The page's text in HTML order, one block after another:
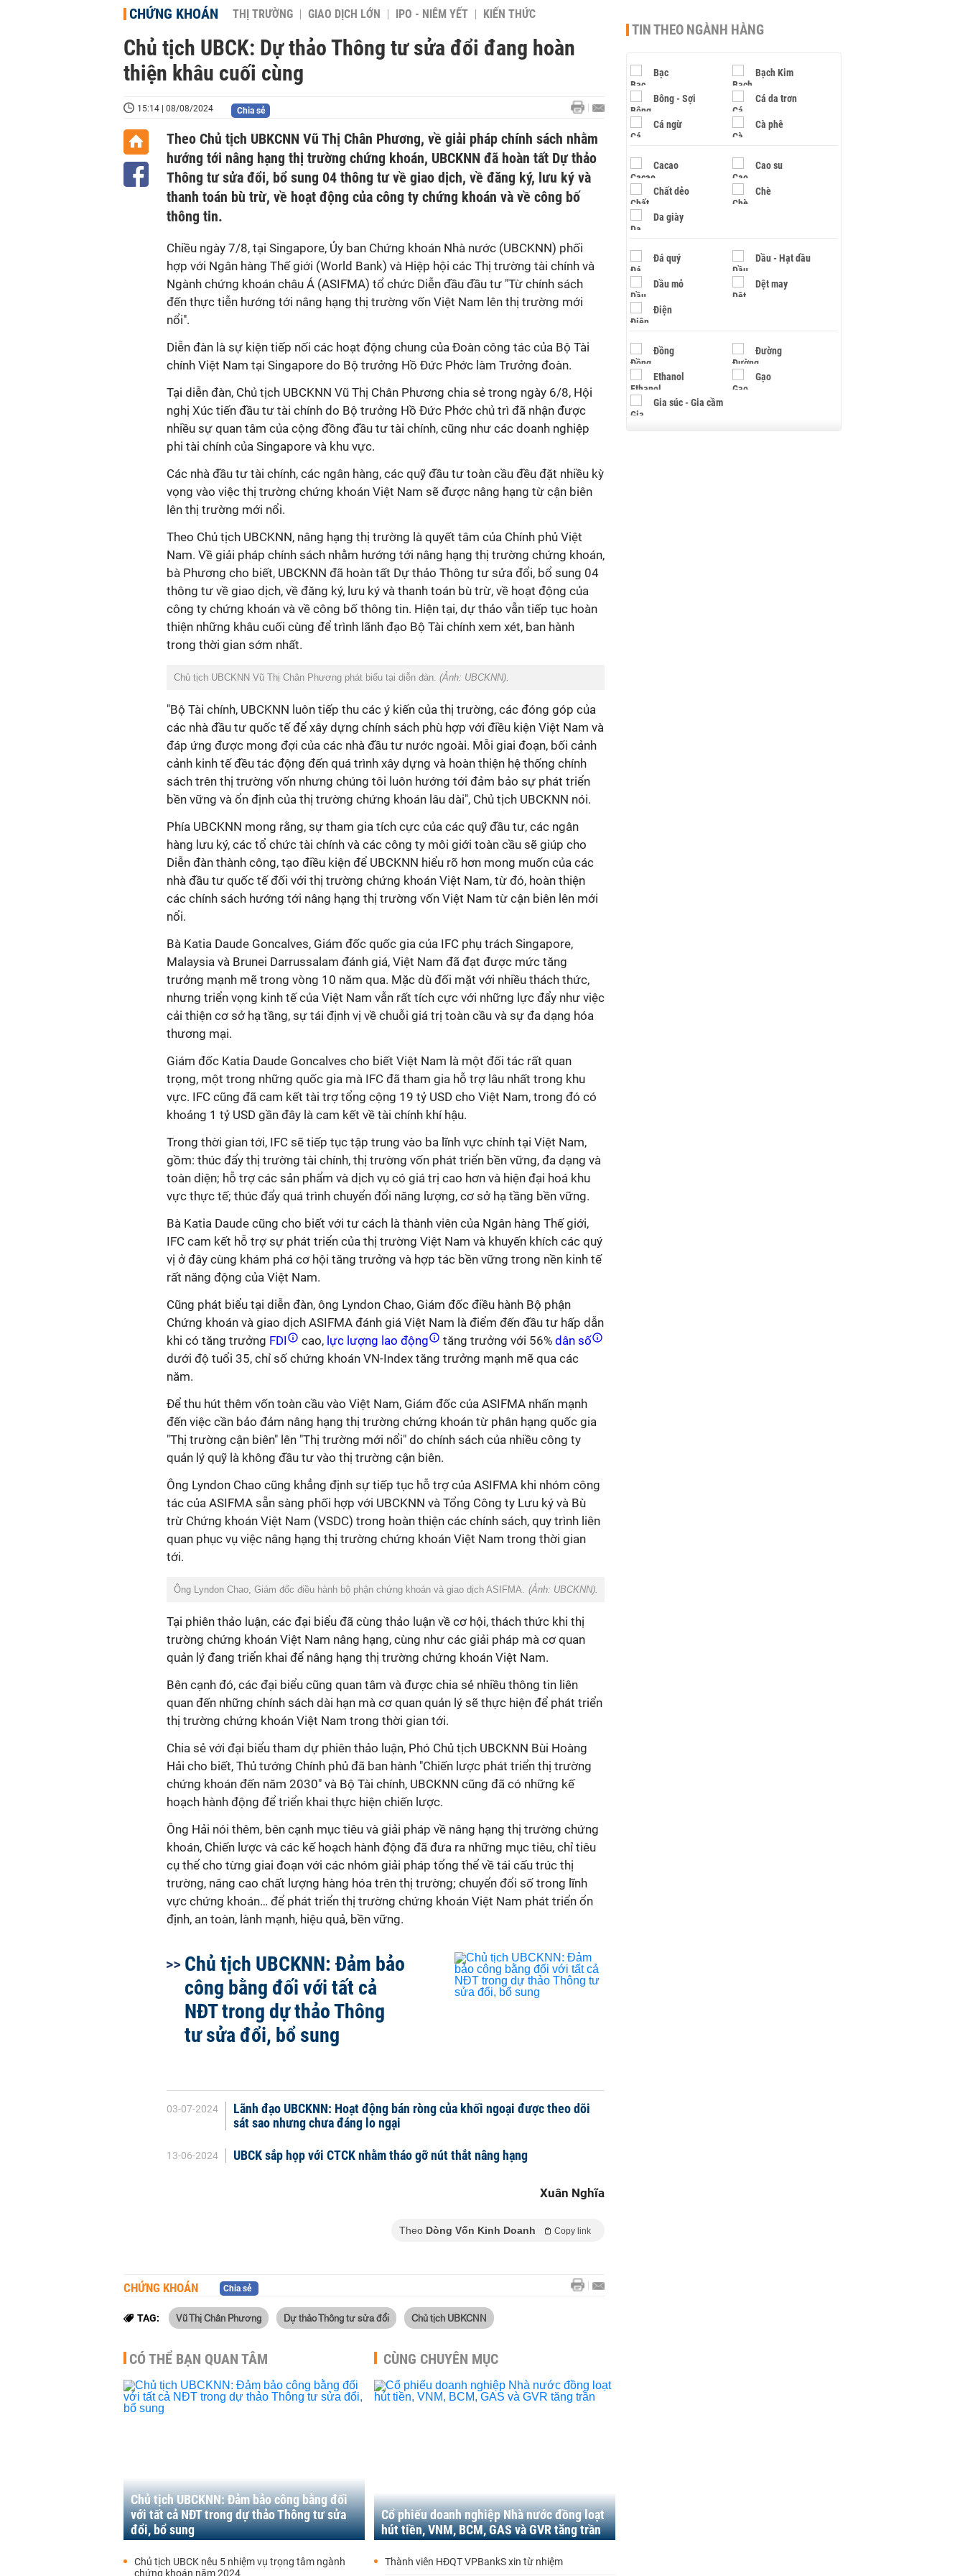
CHỨNG KHOÁN THỊ TRƯỜNG GIAO DỊCH LỚN IPO - NIÊM YẾT KIẾN THỨC
Chủ tịch UBCK: Dự thảo Thông tư sửa đổi đang hoàn
thiện khâu cuối cùng
15:14 | 08/08/2024 Chia sẻ
Theo Chủ tịch UBKCNN Vũ Thị Chân Phương, về giải pháp chính sách nhằm
hướng tới nâng hạng thị trường chứng khoán, UBCKNN đã hoàn tất Dự thảo
Thông tư sửa đổi, bổ sung 04 thông tư về giao dịch, về đăng ký, lưu ký và
thanh toán bù trừ, về hoạt động của công ty chứng khoán và về công bố
thông tin.
Chiều ngày 7/8, tại Singapore, Ủy ban Chứng khoán Nhà nước (UBCKNN) phối
hợp với Ngân hàng Thế giới (World Bank) và Hiệp hội các Thị trường tài chính và
Ngành chứng khoán châu Á (ASIFMA) tổ chức Diễn đầu đầu tư "Từ chính sách
đến thực tiễn hướng tới nâng hạng thị trường vốn Việt Nam lên thị trường mới
nổi".
Diễn đàn là sự kiện tiếp nối các hoạt động chung của Đoàn công tác của Bộ Tài
chính Việt Nam tại Singapore do Bộ trưởng Hồ Đức Phớc làm Trưởng đoàn.
Tại diễn đàn, Chủ tịch UBCKNN Vũ Thị Chân Phương chia sẻ trong ngày 6/8, Hội
nghị Xúc tiến đầu tư tài chính do Bộ trưởng Hồ Đức Phớc chủ trì đã nhận được
nhiều sự quan tâm của cộng đồng đầu tư tài chính, cũng như các doanh nghiệp
phi tài chính của Singapore và khu vực.
Các nhà đầu tư tài chính, các ngân hàng, các quỹ đầu tư toàn cầu đều đặt nhiều kỳ
vọng vào việc thị trường chứng khoán Việt Nam sẽ được nâng hạng từ cận biên
lên thị trường mới nổi.
Theo Chủ tịch UBCKNN, nâng hạng thị trường là quyết tâm của Chính phủ Việt
Nam. Về giải pháp chính sách nhằm hướng tới nâng hạng thị trường chứng khoán,
bà Phương cho biết, UBCKNN đã hoàn tất Dự thảo Thông tư sửa đổi, bổ sung 04
thông tư về giao dịch, về đăng ký, lưu ký và thanh toán bù trừ, về hoạt động của
công ty chứng khoán và về công bố thông tin. Hiện tại, dự thảo vẫn tiếp tục hoàn
thiện những khâu cuối cùng để trình lãnh đạo Bộ Tài chính xem xét, ban hành
trong thời gian sớm nhất.
Chủ tịch UBCKNN Vũ Thị Chân Phương phát biểu tại diễn đàn. (Ảnh: UBCKNN).
"Bộ Tài chính, UBCKNN luôn tiếp thu các ý kiến của thị trường, các đóng góp của
các nhà đầu tư quốc tế để xây dựng chính sách phù hợp với điều kiện Việt Nam và
đáp ứng được mong đợi của các nhà đầu tư nước ngoài. Mỗi giai đoạn, bối cảnh
cảnh kinh tế đều tác động đến quá trình xây dựng và hoàn thiện hệ thống chính
sách trên thị trường vốn nhưng chúng tôi luôn hướng tới đảm bảo sự phát triển
bền vững và ổn định của thị trường chứng khoán lâu dài", Chủ tịch UBCKNN nói.
Phía UBCKNN mong rằng, sự tham gia tích cực của các quỹ đầu tư, các ngân
hàng lưu ký, các tổ chức tài chính và các công ty môi giới toàn cầu sẽ giúp cho
Diễn đàn thành công, tạo điều kiện để UBCKNN hiểu rõ hơn mong muốn của các
nhà đầu tư quốc tế đối với thị trường chứng khoán Việt Nam, từ đó, hoàn thiện
các chính sách hướng tới nâng hạng thị trường vốn Việt Nam từ cận biên lên mới
nổi.
Bà Katia Daude Goncalves, Giám đốc quốc gia của IFC phụ trách Singapore,
Malaysia và Brunei Darrussalam đánh giá, Việt Nam đã đạt được mức tăng
trưởng mạnh mẽ trong vòng 10 năm qua. Mặc dù đối mặt với nhiều thách thức,
nhưng triển vọng kinh tế của Việt Nam vẫn rất tích cực với những lực đẩy như việc
cải thiện cơ sở hạ tầng, sự tái định vị về chuỗi giá trị toàn cầu và sự đa dạng hóa
thương mại.
Giám đốc Katia Daude Goncalves cho biết Việt Nam là một đối tác rất quan
trọng, một trong những quốc gia mà IFC đã tham gia hỗ trợ lâu nhất trong khu
vực. IFC cũng đã cam kết tài trợ tổng cộng 19 tỷ USD cho Việt Nam, trong đó có
khoảng 1 tỷ USD gần đây là cam kết về tài chính khí hậu.
Trong thời gian tới, IFC sẽ tiếp tục tập trung vào ba lĩnh vực chính tại Việt Nam,
gồm: thúc đẩy thị trường tài chính, thị trường vốn phát triển bền vững, đa dạng và
toàn diện; hỗ trợ các sản phẩm và dịch vụ có giá trị cao hơn và hiện đại hoá khu
vực thực tế; thúc đẩy quá trình chuyển đổi năng lượng, cơ sở hạ tầng bền vững.
Bà Katia Daude cũng cho biết với tư cách là thành viên của Ngân hàng Thế giới,
IFC cam kết hỗ trợ sự phát triển của thị trường Việt Nam và khuyến khích các quý
vị ở đây cùng khám phá cơ hội tăng trưởng và hợp tác bền vững trong nền kinh tế
rất năng động của Việt Nam.
Cũng phát biểu tại diễn đàn, ông Lyndon Chao, Giám đốc điều hành Bộ phận
Chứng khoán và giao dịch ASIFMA đánh giá Việt Nam là điểm đến đầu tư hấp dẫn
khi có tăng trưởng FDI cao, lực lượng lao động tăng trưởng với 56% dân số
dưới độ tuổi 35, chỉ số chứng khoán VN-Index tăng trưởng mạnh mẽ qua các
năm.
Để thu hút thêm vốn toàn cầu vào Việt Nam, Giám đốc của ASIFMA nhấn mạnh
đến việc cần bảo đảm nâng hạng thị trường chứng khoán từ phân hạng quốc gia
"Thị trường cận biên" lên "Thị trường mới nổi" do chính sách của nhiều công ty
quản lý quỹ là không đầu tư vào thị trường cận biên.
Ông Lyndon Chao cũng khẳng định sự tiếp tục hỗ trợ của ASIFMA khi nhóm công
tác của ASIFMA sẵn sàng phối hợp với UBCKNN và Tổng Công ty Lưu ký và Bù
trừ Chứng khoán Việt Nam (VSDC) trong hoàn thiện các chính sách, quy trình liên
quan phục vụ việc nâng hạng thị trường chứng khoán Việt Nam trong thời gian
tới.
Ông Lyndon Chao, Giám đốc điều hành bộ phận chứng khoán và giao dịch ASIFMA. (Ảnh: UBCKNN).
Tại phiên thảo luận, các đại biểu đã cùng thảo luận về cơ hội, thách thức khi thị
trường chứng khoán Việt Nam nâng hạng, cùng như các giải pháp mà cơ quan
quản lý đang triển khai để nâng hạng thị trường chứng khoán Việt Nam.
Bên cạnh đó, các đại biểu cũng quan tâm và được chia sẻ nhiều thông tin liên
quan đến những chính sách dài hạn mà cơ quan quản lý sẽ thực hiện để phát triển
thị trường chứng khoán Việt Nam trong thời gian tới.
Chia sẻ với đại biểu tham dự phiên thảo luận, Phó Chủ tịch UBCKNN Bùi Hoàng
Hải cho biết, Thủ tướng Chính phủ đã ban hành "Chiến lược phát triển thị trường
chứng khoán đến năm 2030" và Bộ Tài chính, UBCKNN cũng đã có những kế
hoạch hành động để triển khai thực hiện chiến lược.
Ông Hải nói thêm, bên cạnh mục tiêu và giải pháp về nâng hạng thị trường chứng
khoán, Chiến lược và các kế hoạch hành động đã đưa ra những mục tiêu, chỉ tiêu
cụ thể cho từng giai đoạn với các nhóm giải pháp tổng thể về tái cấu trúc thị
trường, nâng cao chất lượng hàng hóa trên thị trường; chuyển đổi số trong lĩnh
vực chứng khoán… để phát triển thị trường chứng khoán Việt Nam phát triển ổn
định, an toàn, lành mạnh, hiệu quả, bền vững.
Chủ tịch UBCKNN: Đảm bảo
công bằng đối với tất cả
NĐT trong dự thảo Thông
tư sửa đổi, bổ sung
03-07-2024
Lãnh đạo UBCKNN: Hoạt động bán ròng của khối ngoại được theo dõi
sát sao nhưng chưa đáng lo ngại
13-06-2024 UBCK sắp họp với CTCK nhằm tháo gỡ nút thắt nâng hạng
Xuân Nghĩa
Theo Dòng Vốn Kinh Doanh Copy link
CHỨNG KHOÁN Chia sẻ
TAG: Vũ Thị Chân Phương Dự thảo Thông tư sửa đổi Chủ tịch UBKCNN
CÓ THỂ BẠN QUAN TÂM
Chủ tịch UBCKNN: Đảm bảo công bằng đối
với tất cả NĐT trong dự thảo Thông tư sửa
đổi, bổ sung
Chủ tịch UBCK nêu 5 nhiệm vụ trọng tâm ngành
chứng khoán năm 2024
CÙNG CHUYÊN MỤC
Cổ phiếu doanh nghiệp Nhà nước đồng loạt
hút tiền, VNM, BCM, GAS và GVR tăng trần
Thành viên HĐQT VPBankS xin từ nhiệm
TIN THEO NGÀNH HÀNG
Bạc Bạch Kim
Bông - Sợi Cá da trơn
Cá ngừ Cà phê
Cacao Cao su
Chất dẻo Chè
Da giày
Đá quý Dầu - Hạt dầu
Dầu mỏ Dệt may
Điện
Đồng Đường
Ethanol Gạo
Gia súc - Gia cầm